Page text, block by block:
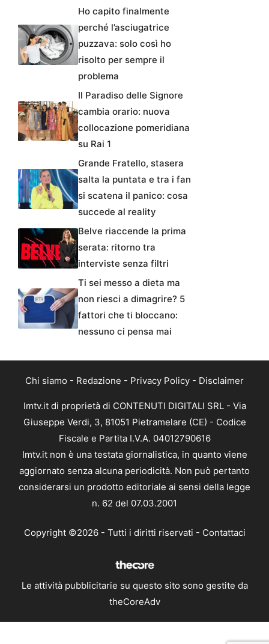
Ho capito finalmente
perché l’asciugatrice
puzzava: solo così ho
risolto per sempre il
problema
Il Paradiso delle Signore
cambia orario: nuova
collocazione pomeridiana
su Rai 1
Grande Fratello, stasera
salta la puntata e tra i fan
si scatena il panico: cosa
succede al reality
Belve riaccende la prima
serata: ritorno tra
interviste senza filtri
Ti sei messo a dieta ma
non riesci a dimagrire? 5
fattori che ti bloccano:
nessuno ci pensa mai
Chi siamo - Redazione - Privacy Policy - Disclaimer
Imtv.it di proprietà di CONTENUTI DIGITALI SRL - Via
Giuseppe Verdi, 3, 81051 Pietramelare (CE) - Codice
Fiscale e Partita I.V.A. 04012790616
Imtv.it non è una testata giornalistica, in quanto viene
aggiornato senza alcuna periodicità. Non può pertanto
considerarsi un prodotto editoriale ai sensi della legge
n. 62 del 07.03.2001
Copyright ©2026 - Tutti i diritti riservati - Contattaci
Le attività pubblicitarie su questo sito sono gestite da
theCoreAdv